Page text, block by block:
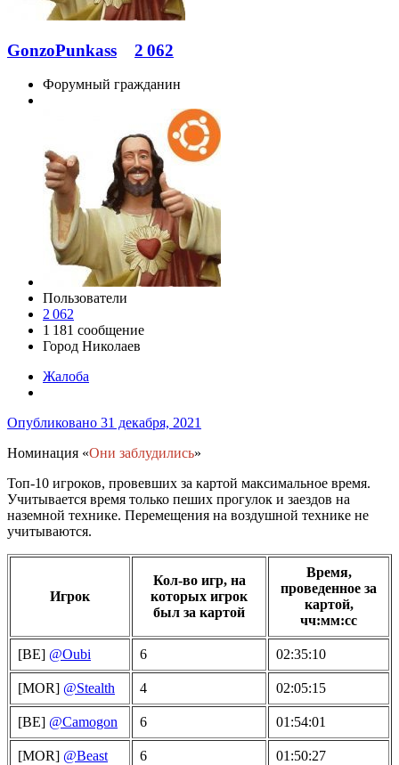
GonzoPunkass 2 062
Форумный гражданин
Пользователи
2 062
1 181 сообщение
Город Николаев
Жалоба
Опубликовано 31 декабря, 2021
Номинация «Они заблудились»
Топ-10 игроков, провевших за картой максимальное время.
Учитывается время только пеших прогулок и заездов на
наземной технике. Перемещения на воздушной технике не
учитываются.
Игрок
Кол-во игр, на
которых игрок
был за картой
Время,
проведенное за
картой,
чч:мм:сс
[BE] @Oubi 6 02:35:10
[MOR] @Stealth 4 02:05:15
[BE] @Camogon 6 01:54:01
[MOR] @Beast 6 01:50:27